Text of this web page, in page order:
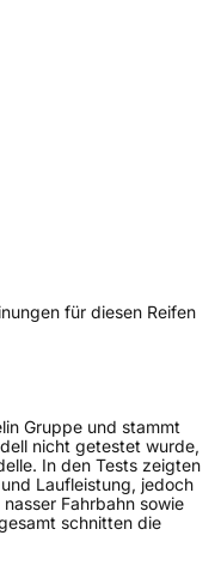
für diesen Reifen
Gruppe und stammt
nicht getestet wurde,
In den Tests zeigten
Laufleistung, jedoch
Fahrbahn sowie
schnitten die